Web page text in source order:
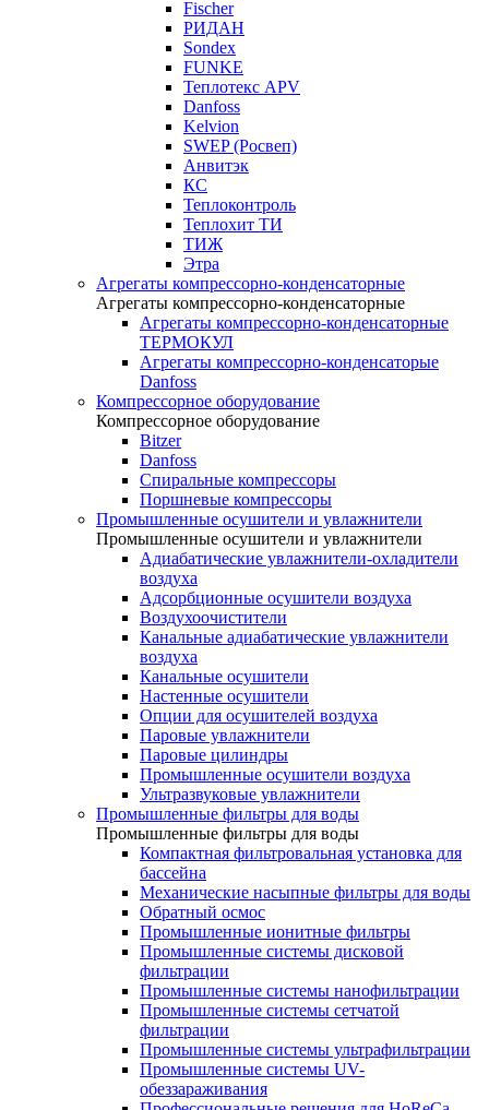
Fischer
РИДАН
Sondex
FUNKE
Теплотекс APV
Danfoss
Kelvion
SWEP (Росвеп)
Анвитэк
КС
Теплоконтроль
Теплохит ТИ
ТИЖ
Этра
Агрегаты компрессорно-конденсаторные
Агрегаты компрессорно-конденсаторные
Агрегаты компрессорно-конденсаторные
ТЕРМОКУЛ
Агрегаты компрессорно-конденсаторые
Danfoss
Компрессорное оборудование
Компрессорное оборудование
Bitzer
Danfoss
Спиральные компрессоры
Поршневые компрессоры
Промышленные осушители и увлажнители
Промышленные осушители и увлажнители
Адиабатические увлажнители-охладители
воздуха
Адсорбционные осушители воздуха
Воздухоочистители
Канальные адиабатические увлажнители
воздуха
Канальные осушители
Настенные осушители
Опции для осушителей воздуха
Паровые увлажнители
Паровые цилиндры
Промышленные осушители воздуха
Ультразвуковые увлажнители
Промышленные фильтры для воды
Промышленные фильтры для воды
Компактная фильтровальная установка для
бассейна
Механические насыпные фильтры для воды
Обратный осмос
Промышленные ионитные фильтры
Промышленные системы дисковой
фильтрации
Промышленные системы нанофильтрации
Промышленные системы сетчатой
фильтрации
Промышленные системы ультрафильтрации
Промышленные системы UV-
обеззараживания